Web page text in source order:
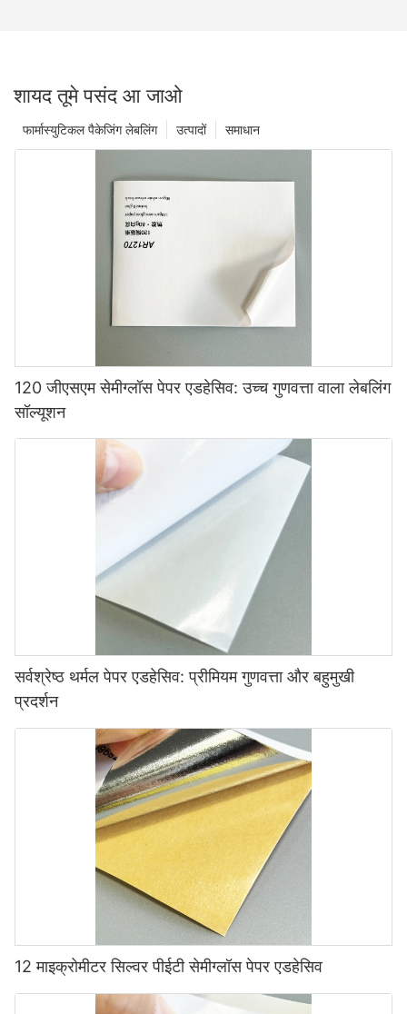
शायद तूमे पसंद आ जाओ
समाधान
उत्पादों
फार्मास्युटिकल पैकेजिंग लेबलिंग
120 जीएसएम सेमीग्लॉस पेपर एडहेसिव: उच्च गुणवत्ता वाला लेबलिंग
सॉल्यूशन
सर्वश्रेष्ठ थर्मल पेपर एडहेसिव: प्रीमियम गुणवत्ता और बहुमुखी
प्रदर्शन
12 माइक्रोमीटर सिल्वर पीईटी सेमीग्लॉस पेपर एडहेसिव